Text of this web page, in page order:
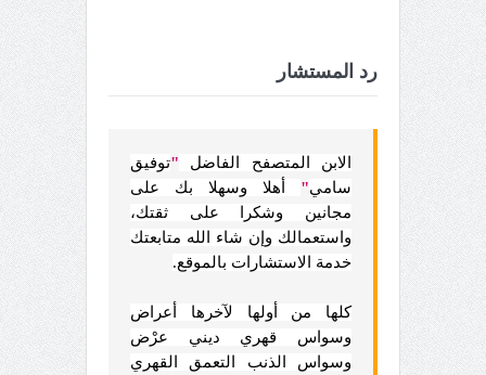
رد المستشار
الابن المتصفح الفاضل "توفيق
سامي" أهلا وسهلا بك على
مجانين وشكرا على ثقتك،
واستعمالك وإن شاء الله متابعتك
خدمة الاستشارات بالموقع.
كلها من أولها لآخرها أعراض
وسواس قهري ديني عرْض
وسواس الذنب التعمق القهري